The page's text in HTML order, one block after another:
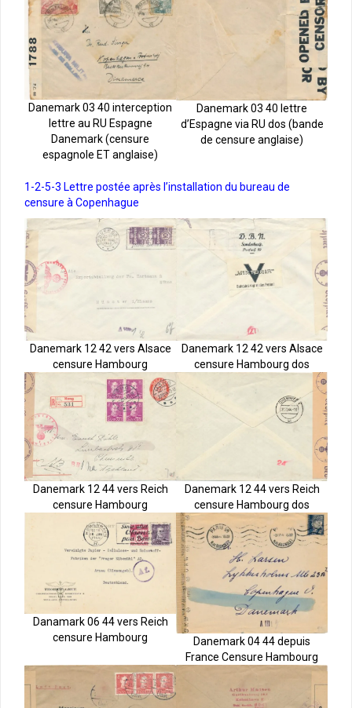
Danemark 03 40 interception
lettre au RU Espagne
Danemark (censure
espagnole ET anglaise)
Danemark 03 40 lettre
d’Espagne via RU dos (bande
de censure anglaise)
1-2-5-3 Lettre postée après l’installation du bureau de
censure à Copenhague
Danemark 12 42 vers Alsace
censure Hambourg
Danemark 12 42 vers Alsace
censure Hambourg dos
Danemark 12 44 vers Reich
censure Hambourg
Danemark 12 44 vers Reich
censure Hambourg dos
Danamark 06 44 vers Reich
censure Hambourg
Danemark 04 44 depuis
France Censure Hambourg